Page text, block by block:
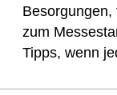
zum
Tipps, wenn